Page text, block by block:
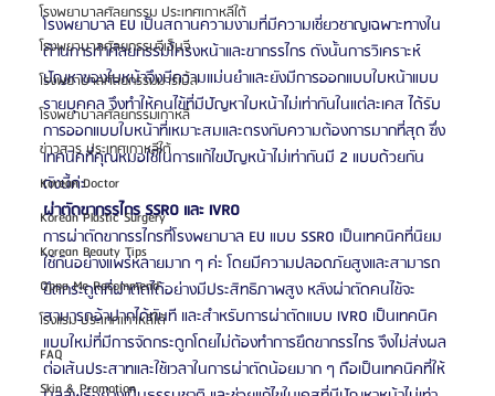
โรงพยาบาลศัลยกรรม ประเทศเกาหลีใต้
โรงพยาบาลศัลยกรรมจีเอ็นจี
โรงพยาบาลศัลยกรรมมาร์เบิ้ล
โรงพยาบาลศัลยกรรมเกาหลี
ข่าวสาร ประเทศเกาหลีใต้
Korean Doctor
Korean Plastic Surgery
Korean Beauty Tips
Oppa Me Recommend
โรงแรม ประเทศเกาหลีใต้
FAQ
Skin & Promotion
โรงพยาบาล EU เป็นสถานความงามที่มีความเชี่ยวชาญเฉพาะทางใน
ด้านการทำศัลยกรรมโครงหน้าและขากรรไกร ดังนั้นการวิเคราะห์
ปัญหาของใบหน้าจึงมีความแม่นยำและยังมีการออกแบบใบหน้าแบบ
รายบุคคล จึงทำให้คนไข้ที่มีปัญหาใบหน้าไม่เท่ากันในแต่ละเคส ได้รับ
การออกแบบใบหน้าที่เหมาะสมและตรงกับความต้องการมากที่สุด ซึ่ง
เทคนิคที่คุณหมอใช้ในการแก้ไขปัญหน้าไม่เท่ากันมี 2 แบบด้วยกัน
ดังนี้ค่ะ
ผ่าตัดขากรรไกร SSRO และ IVRO
การผ่าตัดขากรรไกรที่โรงพยาบาล EU แบบ SSRO เป็นเทคนิคที่นิยม
ใช้กันอย่างแพร่หลายมาก ๆ ค่ะ โดยมีความปลอดภัยสูงและสามารถ
ยึดกระดูดที่ผ่าตัดได้อย่างมีประสิทธิภาพสูง หลังผ่าตัดคนไข้จะ
สามารถอ้าปากได้ทันที และสำหรับการผ่าตัดแบบ IVRO เป็นเทคนิค
แบบใหม่ที่มีการจัดกระดูกโดยไม่ต้องทำการยึดขากรรไกร จึงไม่ส่งผล
ต่อเส้นประสาทและใช้เวลาในการผ่าตัดน้อยมาก ๆ ถือเป็นเทคนิคที่ให้